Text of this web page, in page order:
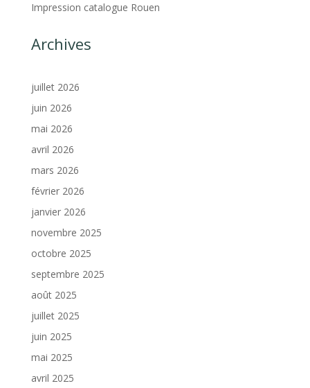
Impression catalogue Rouen
Archives
juillet 2026
juin 2026
mai 2026
avril 2026
mars 2026
février 2026
janvier 2026
novembre 2025
octobre 2025
septembre 2025
août 2025
juillet 2025
juin 2025
mai 2025
avril 2025